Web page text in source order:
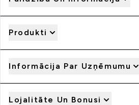
Produkti
Informācija Par Uzņēmumu
Lojalitāte Un Bonusi